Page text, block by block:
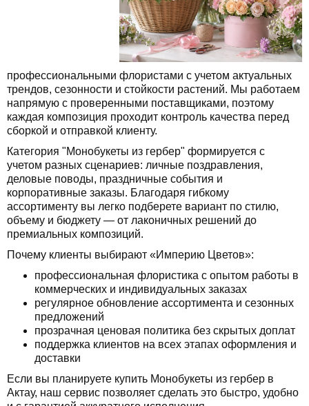
профессиональными флористами с учетом актуальных
трендов, сезонности и стойкости растений. Мы работаем
напрямую с проверенными поставщиками, поэтому
каждая композиция проходит контроль качества перед
сборкой и отправкой клиенту.
Категория "Монобукеты из гербер" формируется с
учетом разных сценариев: личные поздравления,
деловые поводы, праздничные события и
корпоративные заказы. Благодаря гибкому
ассортименту вы легко подберете вариант по стилю,
объему и бюджету — от лаконичных решений до
премиальных композиций.
Почему клиенты выбирают «Империю Цветов»:
профессиональная флористика с опытом работы в
коммерческих и индивидуальных заказах
регулярное обновление ассортимента и сезонных
предложений
прозрачная ценовая политика без скрытых доплат
поддержка клиентов на всех этапах оформления и
доставки
Если вы планируете купить Монобукеты из гербер в
Актау, наш сервис позволяет сделать это быстро, удобно